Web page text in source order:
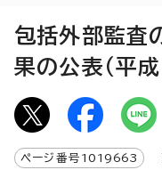
包括外部監査
果の公表（平
ページ番号 1019663